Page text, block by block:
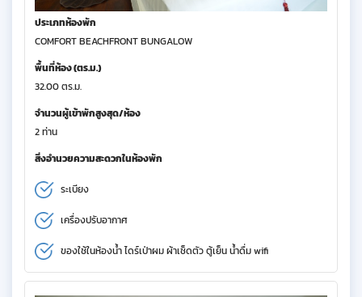
ประเภทห้องพัก
COMFORT BEACHFRONT BUNGALOW
พื้นที่ห้อง (ตร.ม.)
32.00 ตร.ม.
จำนวนผู้เข้าพักสูงสุด/ห้อง
2 ท่าน
สิ่งอำนวยความสะดวกในห้องพัก
ระเบียง
เครื่องปรับอากาศ
ของใช้ในห้องน้ำ ไดร์เป่าผม ผ้าเช็ดตัว ตู้เย็น น้ำดื่ม wifi